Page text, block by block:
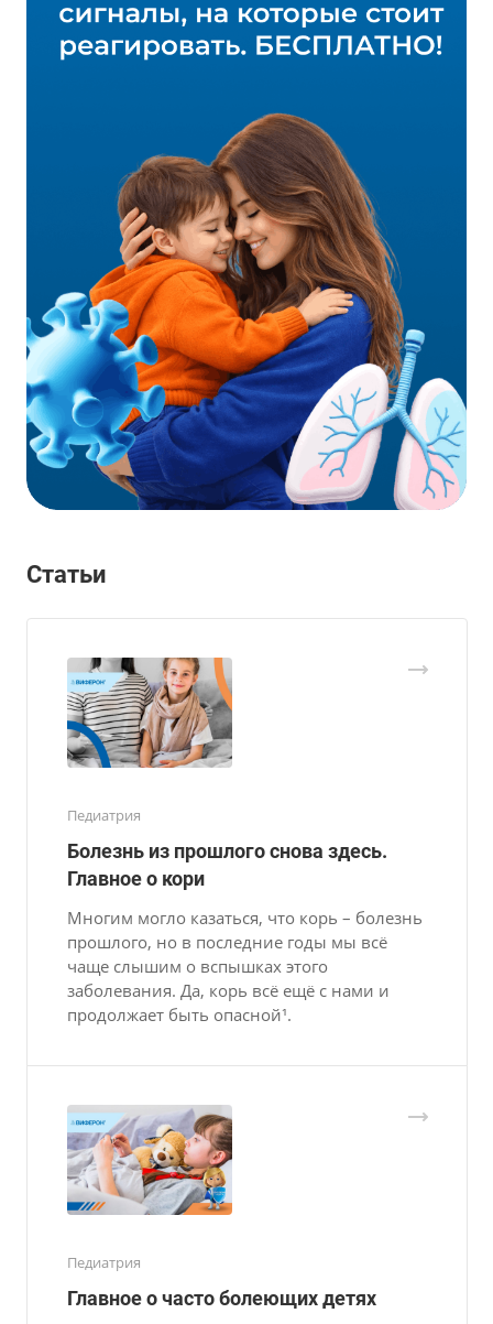
Статьи
Педиатрия
Болезнь из прошлого снова здесь.
Главное о кори
Многим могло казаться, что корь – болезнь
прошлого, но в последние годы мы всё
чаще слышим о вспышках этого
заболевания. Да, корь всё ещё с нами и
продолжает быть опасной¹.
Педиатрия
Главное о часто болеющих детях